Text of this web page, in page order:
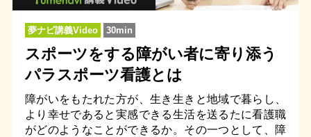
夢ナビ講義Video 30min
スポーツをする障がい者に寄り添う
パラスポーツ看護とは
障がいをもたれた方が、生き生きと地域で暮らし、
より幸せであると実感できる生活を送るたに看護職
がどのようなことができるか。その一つとして、障